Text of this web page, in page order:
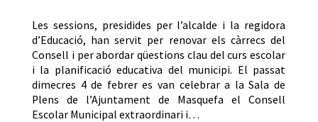
Les sessions, presidides per l’alcalde i la regidora
d’Educació, han servit per renovar els càrrecs del
Consell i per abordar qüestions clau del curs escolar
i la planificació educativa del municipi. El passat
dimecres 4 de febrer es van celebrar a la Sala de
Plens de l’Ajuntament de Masquefa el Consell
Escolar Municipal extraordinari i…